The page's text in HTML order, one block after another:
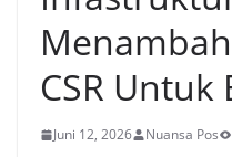
CSR
Juni 12, 2026 Nuansa Pos